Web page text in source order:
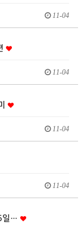
11-04
11-04
11-04
11-04
일…